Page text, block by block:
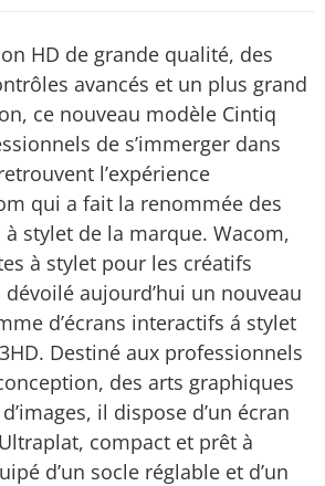
HD de grande qualité, des
avancés et un plus grand
ce nouveau modèle Cintiq
de s’immerger dans
l’expérience
qui a fait la renommée des
stylet de la marque. Wacom,
à stylet pour les créatifs
aujourd’hui un nouveau
d’écrans interactifs á stylet
Destiné aux professionnels
des arts graphiques
il dispose d’un écran
compact et prêt à
d’un socle réglable et d’un